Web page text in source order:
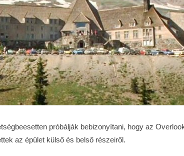
próbálják bebizonyítani, hogy az
az épület külső és belső részeiről.